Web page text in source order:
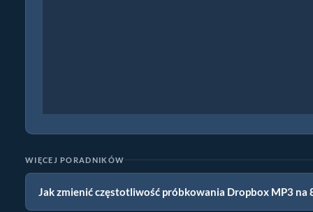
WIĘCEJ PORADNIKÓW
Jak zmienić częstotliwość próbkowania Dropbox MP3 na